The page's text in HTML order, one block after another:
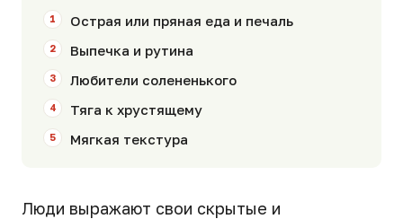
Острая или пряная еда и печаль
Выпечка и рутина
Любители солененького
Тяга к хрустящему
Мягкая текстура
Люди выражают свои скрытые и